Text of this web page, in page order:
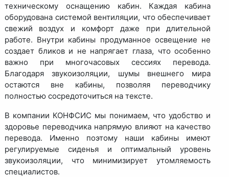
техническому оснащению кабин. Каждая кабина
оборудована системой вентиляции, что обеспечивает
свежий воздух и комфорт даже при длительной
работе. Внутри кабины продуманное освещение не
создает бликов и не напрягает глаза, что особенно
важно при многочасовых сессиях перевода.
Благодаря звукоизоляции, шумы внешнего мира
остаются вне кабины, позволяя переводчику
полностью сосредоточиться на тексте.
В компании КОНФСИС мы понимаем, что удобство и
здоровье переводчика напрямую влияют на качество
перевода. Именно поэтому наши кабины имеют
регулируемые сиденья и оптимальный уровень
звукоизоляции, что минимизирует утомляемость
специалистов.